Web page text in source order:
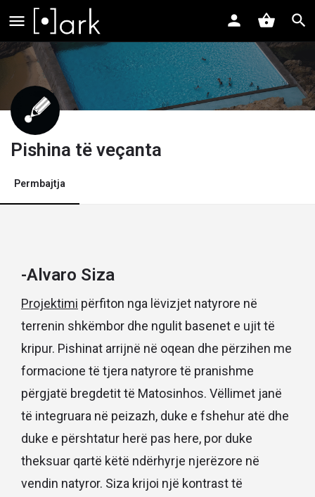
Pishina të veçanta
Permbajtja
-Alvaro Siza
Projektimi përfiton nga lëvizjet natyrore në
terrenin shkëmbor dhe ngulit basenet e ujit të
kripur. Pishinat arrijnë në oqean dhe përzihen me
formacione të tjera natyrore të pranishme
përgjatë bregdetit të Matosinhos. Vëllimet janë
të integruara në peizazh, duke e fshehur atë dhe
duke e përshtatur herë pas here, por duke
theksuar qartë këtë ndërhyrje njerëzore në
vendin natyror. Siza krijoi një kontrast të